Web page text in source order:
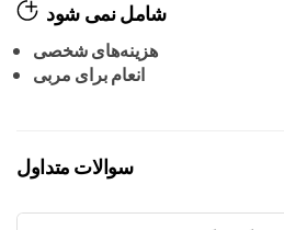
شامل نمی شود
هزینه‌های شخصی
انعام برای مربی
سوالات متداول